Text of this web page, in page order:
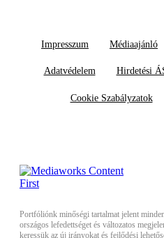
Impresszum Médiaajánló
Adatvédelem Hirdetési
Cookie Szabályzatok
Portfóliónk minőségi tartalmat jelent
országos lefedettséget és változatos
keressük az új irányokat és fejlődési